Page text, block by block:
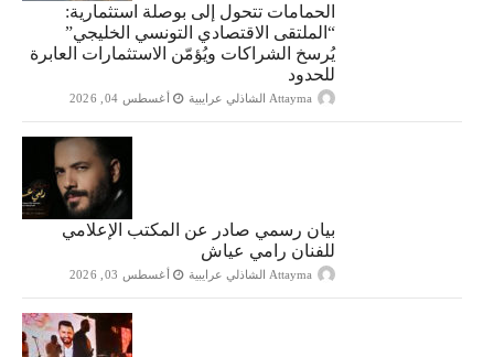
الحمامات تتحول إلى بوصلة استثمارية:
“الملتقى الاقتصادي التونسي الخليجي”
يُرسخ الشراكات ويُؤمّن الاستثمارات العابرة
للحدود
Attayma الشاذلي عرايبية أغسطس 04, 2026
بيان رسمي صادر عن المكتب الإعلامي
للفنان رامي عياش
Attayma الشاذلي عرايبية أغسطس 03, 2026